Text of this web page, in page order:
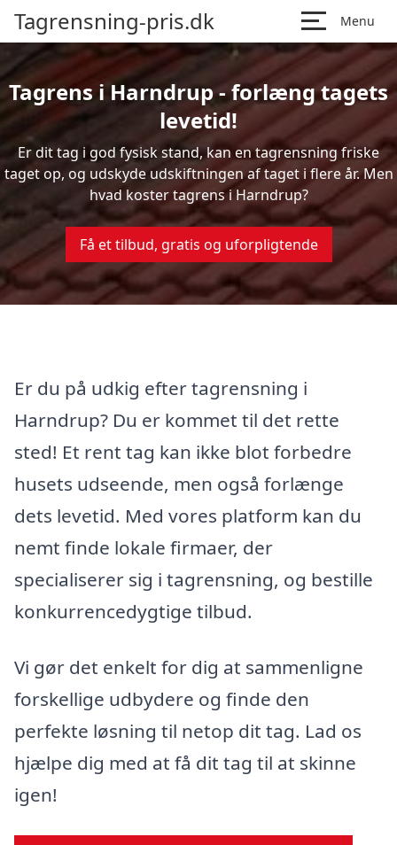
Tagrensning-pris.dk Menu
Tagrens i Harndrup - forlæng tagets
levetid!
Er dit tag i god fysisk stand, kan en tagrensning friske
taget op, og udskyde udskiftningen af taget i flere år. Men
hvad koster tagrens i Harndrup?
Få et tilbud, gratis og uforpligtende
Er du på udkig efter tagrensning i
Harndrup? Du er kommet til det rette
sted! Et rent tag kan ikke blot forbedre
husets udseende, men også forlænge
dets levetid. Med vores platform kan du
nemt finde lokale firmaer, der
specialiserer sig i tagrensning, og bestille
konkurrencedygtige tilbud.
Vi gør det enkelt for dig at sammenligne
forskellige udbydere og finde den
perfekte løsning til netop dit tag. Lad os
hjælpe dig med at få dit tag til at skinne
igen!